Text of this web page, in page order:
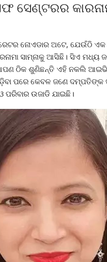
ନୋଏଡାର ଅଟେ, ଯେଉଁଠି
ସାମ୍ନାକୁ ଆସିଛି। ସିଏ ମଧ୍ୟ
ଠିକ ଶୁଣିଛନ୍ତି ଏହି ନକଲି
ପରେ କେବଳ ଜଣେ ଦମ୍ପତିଙ୍କ
ପରିବାର ଉଜାଡି ଯାଇଛି।